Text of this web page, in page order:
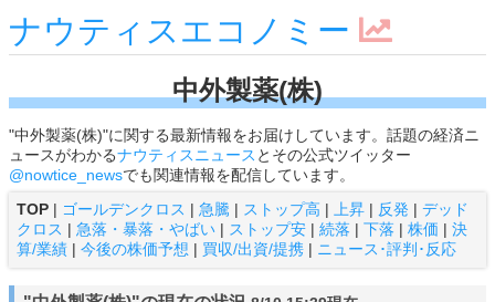
ナウティスエコノミー
中外製薬(株)
"中外製薬(株)"に関する最新情報をお届けしています。話題の経済ニ
ュースがわかるナウティスニュース とその公式ツイッター
@nowtice_newsでも関連情報を配信しています。
TOP | ゴールデンクロス | 急騰 | ストップ高 | 上昇 | 反発 | デッド
クロス | 急落・暴落・やばい | ストップ安 | 続落 | 下落 | 株価 | 決
算/業績 | 今後の株価予想 | 買収/出資/提携 | ニュース･評判･反応